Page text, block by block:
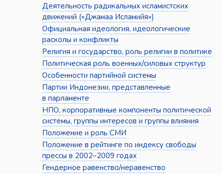
Деятельность радикальных исламистских
движений («Джамаа Исламийя»)
Официальная идеология, идеологические
расколы и конфликты
Религия и государство, роль религии в политике
Политическая роль военных/силовых структур
Особенности партийной системы
Партии Индонезии, представленные
в парламенте
НПО, корпоративные компоненты политической
системы, группы интересов и группы влияния
Положение и роль СМИ
Положение в рейтинге по индексу свободы
прессы в 2002–2009 годах
Гендерное равенство/неравенство